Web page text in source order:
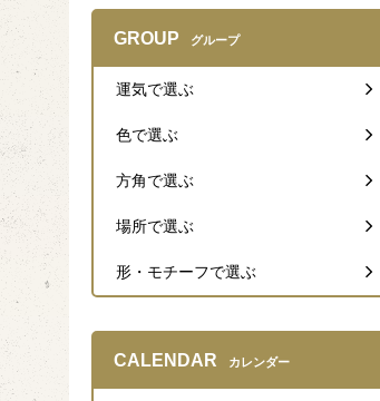
GROUP グループ
運気で選ぶ
色で選ぶ
方角で選ぶ
場所で選ぶ
形・モチーフで選ぶ
CALENDAR カレンダー